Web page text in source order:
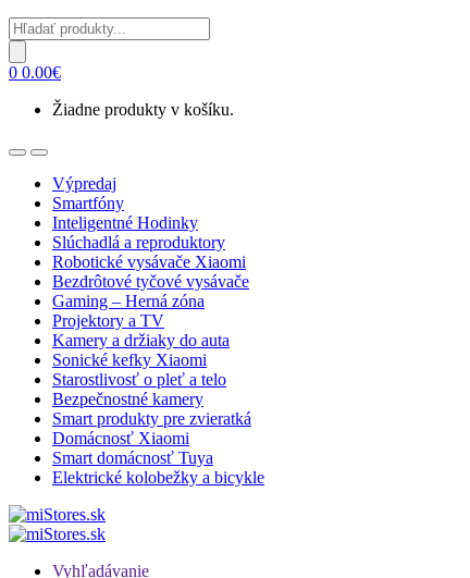
Products
search
0 0.00€
Žiadne produkty v košíku.
OpenClose
Výpredaj
Smartfóny
Inteligentné Hodinky
Slúchadlá a reproduktory
Robotické vysávače Xiaomi
Bezdrôtové tyčové vysávače
Gaming – Herná zóna
Projektory a TV
Kamery a držiaky do auta
Sonické kefky Xiaomi
Starostlivosť o pleť a telo
Bezpečnostné kamery
Smart produkty pre zvieratká
Domácnosť Xiaomi
Smart domácnosť Tuya
Elektrické kolobežky a bicykle
Vyhľadávanie